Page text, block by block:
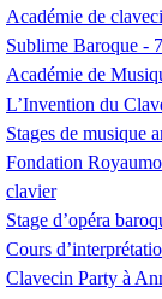
Académie de
Sublime Baroque - 7
Académie de
L’Invention du
Stages de musique
Fondation
clavier
Stage d’opéra
Cours
Clavecin Party à